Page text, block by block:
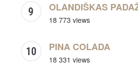
OLANDIŠKAS
18 773 views
PINA COLADA
18 331 views